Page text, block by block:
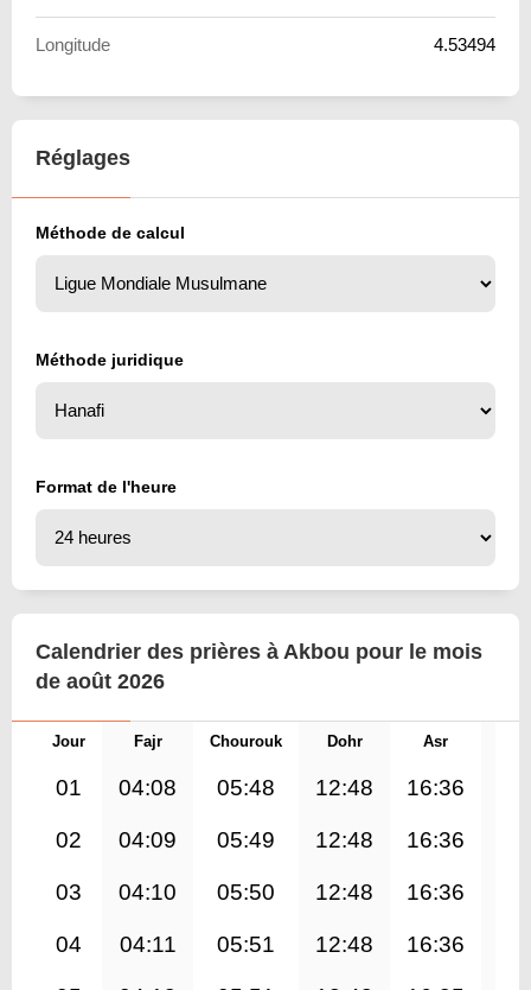
Longitude 4.53494
Réglages
Méthode de calcul
Méthode juridique
Format de l'heure
Calendrier des prières à Akbou pour le mois
de août 2026
Jour Fajr Chourouk Dohr Asr
01 04:08 05:48 12:48 16:36
02 04:09 05:49 12:48 16:36
03 04:10 05:50 12:48 16:36
04 04:11 05:51 12:48 16:36